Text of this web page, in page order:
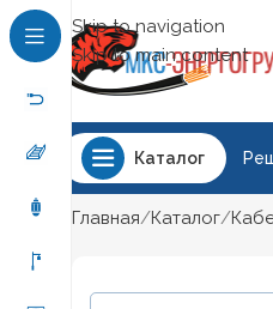
Skip to navigation
Skip to main content
Каталог
Главная Каталог